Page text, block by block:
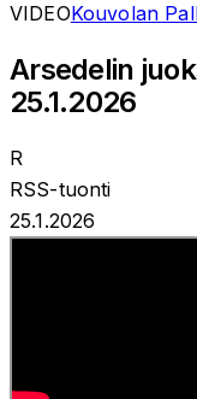
VIDEOKouvolan
Arsedelin
25.1.2026
R
RSS-tuonti
25.1.2026